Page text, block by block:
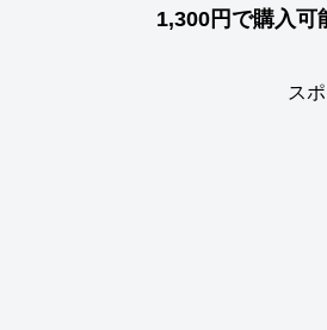
1,300円で購入可
ス